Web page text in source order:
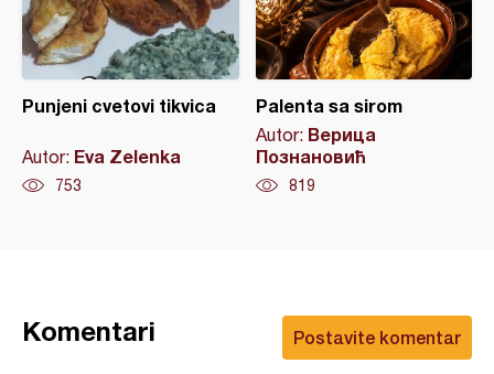
Punjeni cvetovi tikvica
Autor: Eva Zelenka
753
Palenta sa sirom
Autor: Верица
Познановић
819
Postavite komentar
Komentari